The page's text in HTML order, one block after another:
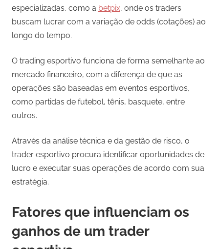
especializadas, como a betpix, onde os traders
buscam lucrar com a variação de odds (cotações) ao
longo do tempo.
O trading esportivo funciona de forma semelhante ao
mercado financeiro, com a diferença de que as
operações são baseadas em eventos esportivos,
como partidas de futebol, tênis, basquete, entre
outros.
Através da análise técnica e da gestão de risco, o
trader esportivo procura identificar oportunidades de
lucro e executar suas operações de acordo com sua
estratégia.
Fatores que influenciam os
ganhos de um trader